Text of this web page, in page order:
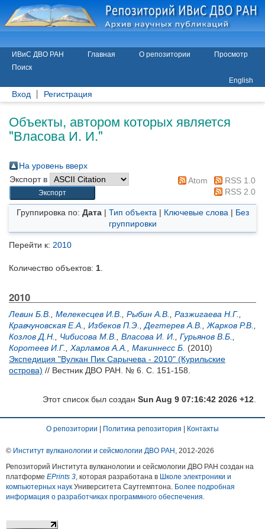
ИВиС ДВО РАН Главная О репозитории
Просмотр
Поиск
English
Вход Регистрация
Объекты, автором которых является
"Власова И. И."
На уровень вверх
Экспорт в
Atom
RSS 1.0
RSS 2.0
Группировка по: Дата| Тип объекта | Ключевые слова | Без
группировки
Перейти к: 2010
Количество объектов: 1
2010
Левин Б.В. Мелекесцев И.В. Рыбин А.В. Разжигаева Н.Г.
Кравчуновская Е.А.
Избеков П.Э. Дегтерев А.В. Жарков Р.В.
Козлов Д.Н.
Чибисова М.В. Власова И. И. Гурьянов В.Б.
Коротеев И.Г.
Харламов А.А. Макиннесс Б. (2010)
Экспедиция "Вулкан Пик Сарычева - 2010" (Курильские
острова) // Вестник ДВО РАН. № 6. С. 151-158.
Этот список был создан Sun Aug 9 07:16:42 2026 +12
О репозитории Политика репозитория Контакты
© Институт вулканологии и сейсмологии ДВО РАН , 2012-2026
Репозиторий Института вулканологии и сейсмологии ДВО РАН создан на
платформе EPrints 3, которая разработана в Школе электроники и
компьютерных наук Университета Саутгемптона. Более подробная
информация о разработчиках программного обеспечения.